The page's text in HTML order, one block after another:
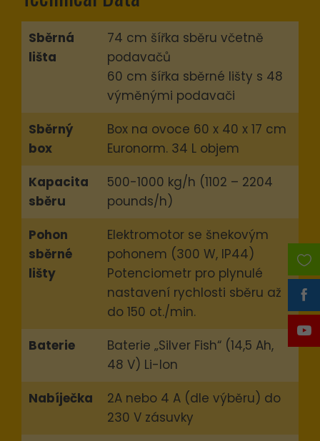
Sběrná
lišta
74 cm šířka sběru včetně
podavačů
60 cm šířka sběrné lišty s 48
výměnými podavači
Sběrný
box
Box na ovoce 60 x 40 x 17 cm
Euronorm. 34 L objem
Kapacita
sběru
500-1000 kg/h (1102 – 2204
pounds/h)
Pohon
sběrné
lišty
Elektromotor se šnekovým
pohonem (300 W, IP44)
Potenciometr pro plynulé
nastavení rychlosti sběru až
do 150 ot./min.
Baterie
Baterie „Silver Fish“ (14,5 Ah,
48 V) Li-Ion
Nabíječka
2A nebo 4 A (dle výběru) do
230 V zásuvky